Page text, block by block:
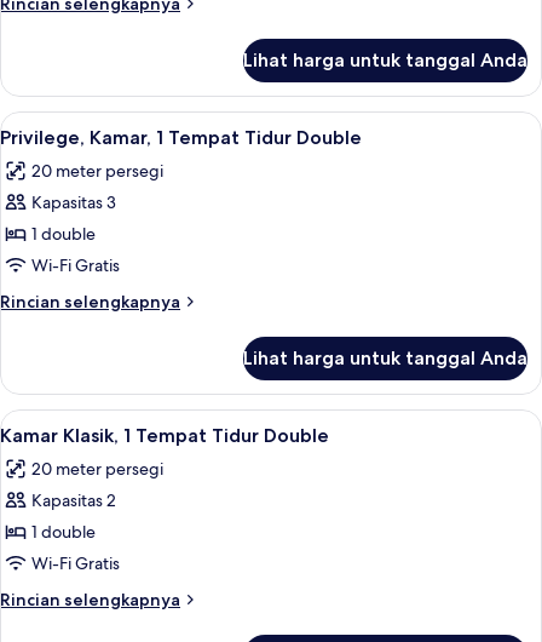
2
Tidur
Twin
Kamar
Twin
Klasik,
Tempat
Tidur
Lihat harga untuk tanggal Anda
Lihat
semua
foto
untuk
Privilege,
Kamar,
1
Tempat
Double
Seprai premium, brankas, meja
11
Privilege, Kamar, 1 Tempat Tidur Double
20 meter persegi
Kapasitas 3
1 double
Wi-Fi Gratis
Rincian selengkapnya
Rincian
Privilege,
Kamar,
1
Tidur
Double
Lihat harga untuk tanggal Anda
Lihat
semua
foto
untuk
Kamar
Klasik,
1
Tempat
Seprai premium, brankas, meja
10
Kamar Klasik, 1 Tempat Tidur Double
20 meter persegi
Kapasitas 2
1 double
Wi-Fi Gratis
Rincian selengkapnya
Rincian